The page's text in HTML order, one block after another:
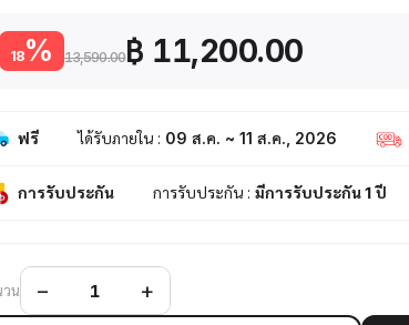
18% 13,590.00฿ 11,200.00
ฟรี ได้รับภายใน : 09 ส.ค. ~ 11 ส.ค., 2026
การรับประกัน การรับประกัน : มีการรับประกัน 1 ปี
วน